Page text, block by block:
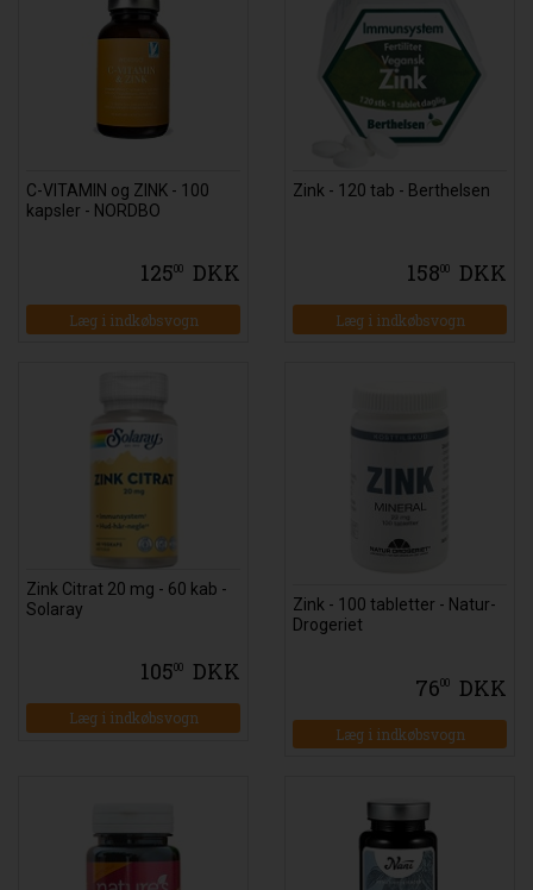
C-VITAMIN og ZINK - 100
kapsler - NORDBO
12500 DKK
Zink - 120 tab - Berthelsen
15800 DKK
Zink Citrat 20 mg - 60 kab -
Solaray
10500 DKK
Zink - 100 tabletter - Natur-
Drogeriet
7600 DKK